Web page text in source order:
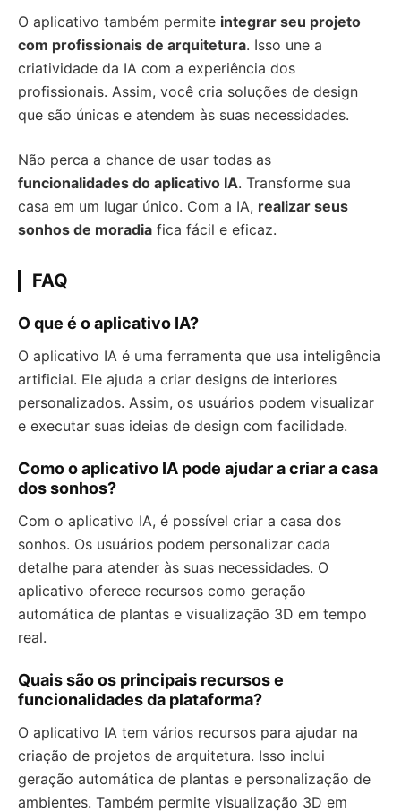
O aplicativo também permite integrar seu projeto
com profissionais de arquitetura. Isso une a
criatividade da IA com a experiência dos
profissionais. Assim, você cria soluções de design
que são únicas e atendem às suas necessidades.
Não perca a chance de usar todas as
funcionalidades do aplicativo IA. Transforme sua
casa em um lugar único. Com a IA, realizar seus
sonhos de moradia fica fácil e eficaz.
FAQ
O que é o aplicativo IA?
O aplicativo IA é uma ferramenta que usa inteligência
artificial. Ele ajuda a criar designs de interiores
personalizados. Assim, os usuários podem visualizar
e executar suas ideias de design com facilidade.
Como o aplicativo IA pode ajudar a criar a casa
dos sonhos?
Com o aplicativo IA, é possível criar a casa dos
sonhos. Os usuários podem personalizar cada
detalhe para atender às suas necessidades. O
aplicativo oferece recursos como geração
automática de plantas e visualização 3D em tempo
real.
Quais são os principais recursos e
funcionalidades da plataforma?
O aplicativo IA tem vários recursos para ajudar na
criação de projetos de arquitetura. Isso inclui
geração automática de plantas e personalização de
ambientes. Também permite visualização 3D em